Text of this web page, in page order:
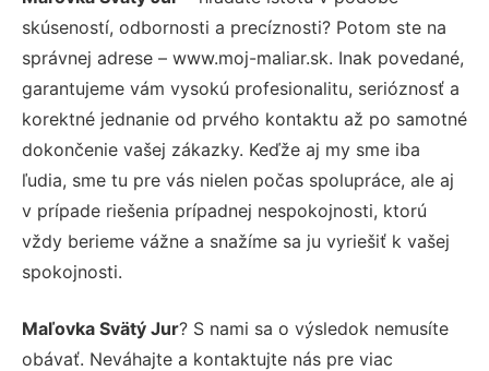
skúseností, odbornosti a precíznosti? Potom ste na
správnej adrese – www.moj-maliar.sk. Inak povedané,
garantujeme vám vysokú profesionalitu, serióznosť a
korektné jednanie od prvého kontaktu až po samotné
dokončenie vašej zákazky. Keďže aj my sme iba
ľudia, sme tu pre vás nielen počas spolupráce, ale aj
v prípade riešenia prípadnej nespokojnosti, ktorú
vždy berieme vážne a snažíme sa ju vyriešiť k vašej
spokojnosti.
Maľovka Svätý Jur? S nami sa o výsledok nemusíte
obávať. Neváhajte a kontaktujte nás pre viac